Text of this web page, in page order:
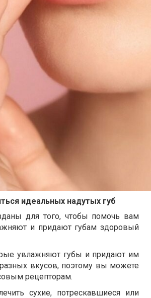
идеальных надутых губ
для того, чтобы помочь вам
и придают губам здоровый
увлажняют губы и придают им
вкусов, поэтому вы можете
рецепторам.
сухие, потрескавшиеся или